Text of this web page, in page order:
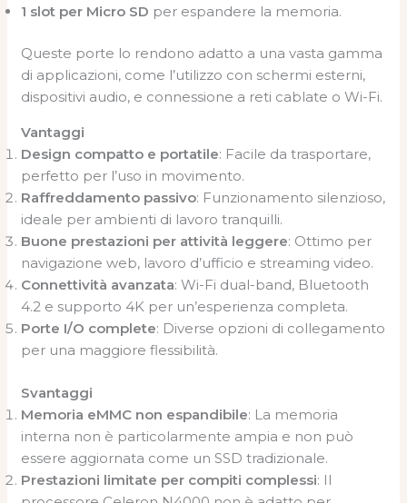
1 slot per Micro SD per espandere la memoria.
Queste porte lo rendono adatto a una vasta gamma
di applicazioni, come l’utilizzo con schermi esterni,
dispositivi audio, e connessione a reti cablate o Wi-Fi.
Vantaggi
Design compatto e portatile: Facile da trasportare,
perfetto per l’uso in movimento.
Raffreddamento passivo: Funzionamento silenzioso,
ideale per ambienti di lavoro tranquilli.
Buone prestazioni per attività leggere: Ottimo per
navigazione web, lavoro d’ufficio e streaming video.
Connettività avanzata: Wi-Fi dual-band, Bluetooth
4.2 e supporto 4K per un’esperienza completa.
Porte I/O complete: Diverse opzioni di collegamento
per una maggiore flessibilità.
Svantaggi
Memoria eMMC non espandibile: La memoria
interna non è particolarmente ampia e non può
essere aggiornata come un SSD tradizionale.
Prestazioni limitate per compiti complessi: Il